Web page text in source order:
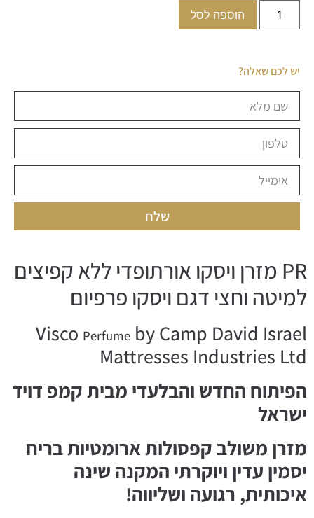
הוספה לסל
יש לכם שאלה?
שלח
PR מזרן ויסקו אורתופדי ללא קפיצים
למיטה וחצי דגם ויסקו פרפיום
Visco Perfume by Camp David Israel
Mattresses Industries Ltd
הפיתוח החדש והבלעדי מבית קמפ דויד
ישראל
מזרן משולב קפסולות ארומטיות בריח
יסמין עדין ויוקרתי המקנה שינה
איכותית, רגועה ושליווה!